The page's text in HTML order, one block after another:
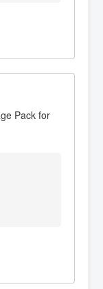
Pack for